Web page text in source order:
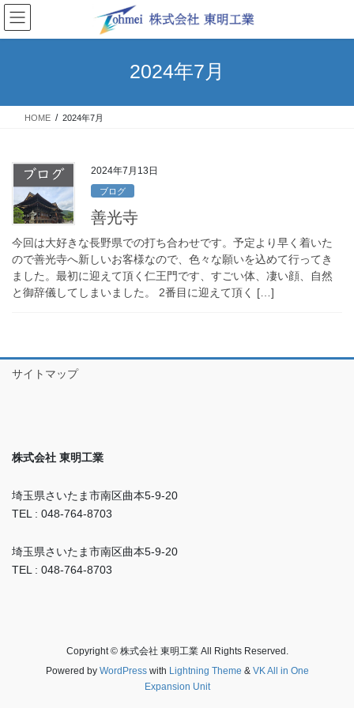
コ
ン
テ
ス
ナ
ビ
ゲ
ン
2024年7月
HOME 2024年7月
2024年7月13日
ブログ
善光寺
今回は大好きな長野県での打ち合わせです。予定より早く着いた
ので善光寺へ新しいお客様なので、色々な願いを込めて行ってき
ました。最初に迎えて頂く仁王門です、すごい体、凄い顔、自然
と御辞儀してしまいました。 2番目に迎えて頂く […]
サイトマップ
株式会社 東明工業
埼玉県さいたま市南区曲本5-9-20
TEL : 048-764-8703
埼玉県さいたま市南区曲本5-9-20
TEL : 048-764-8703
Copyright © 株式会社 東明工業 All Rights Reserved.
Powered by WordPresswith Lightning Theme & VK All in One
Expansion Unit